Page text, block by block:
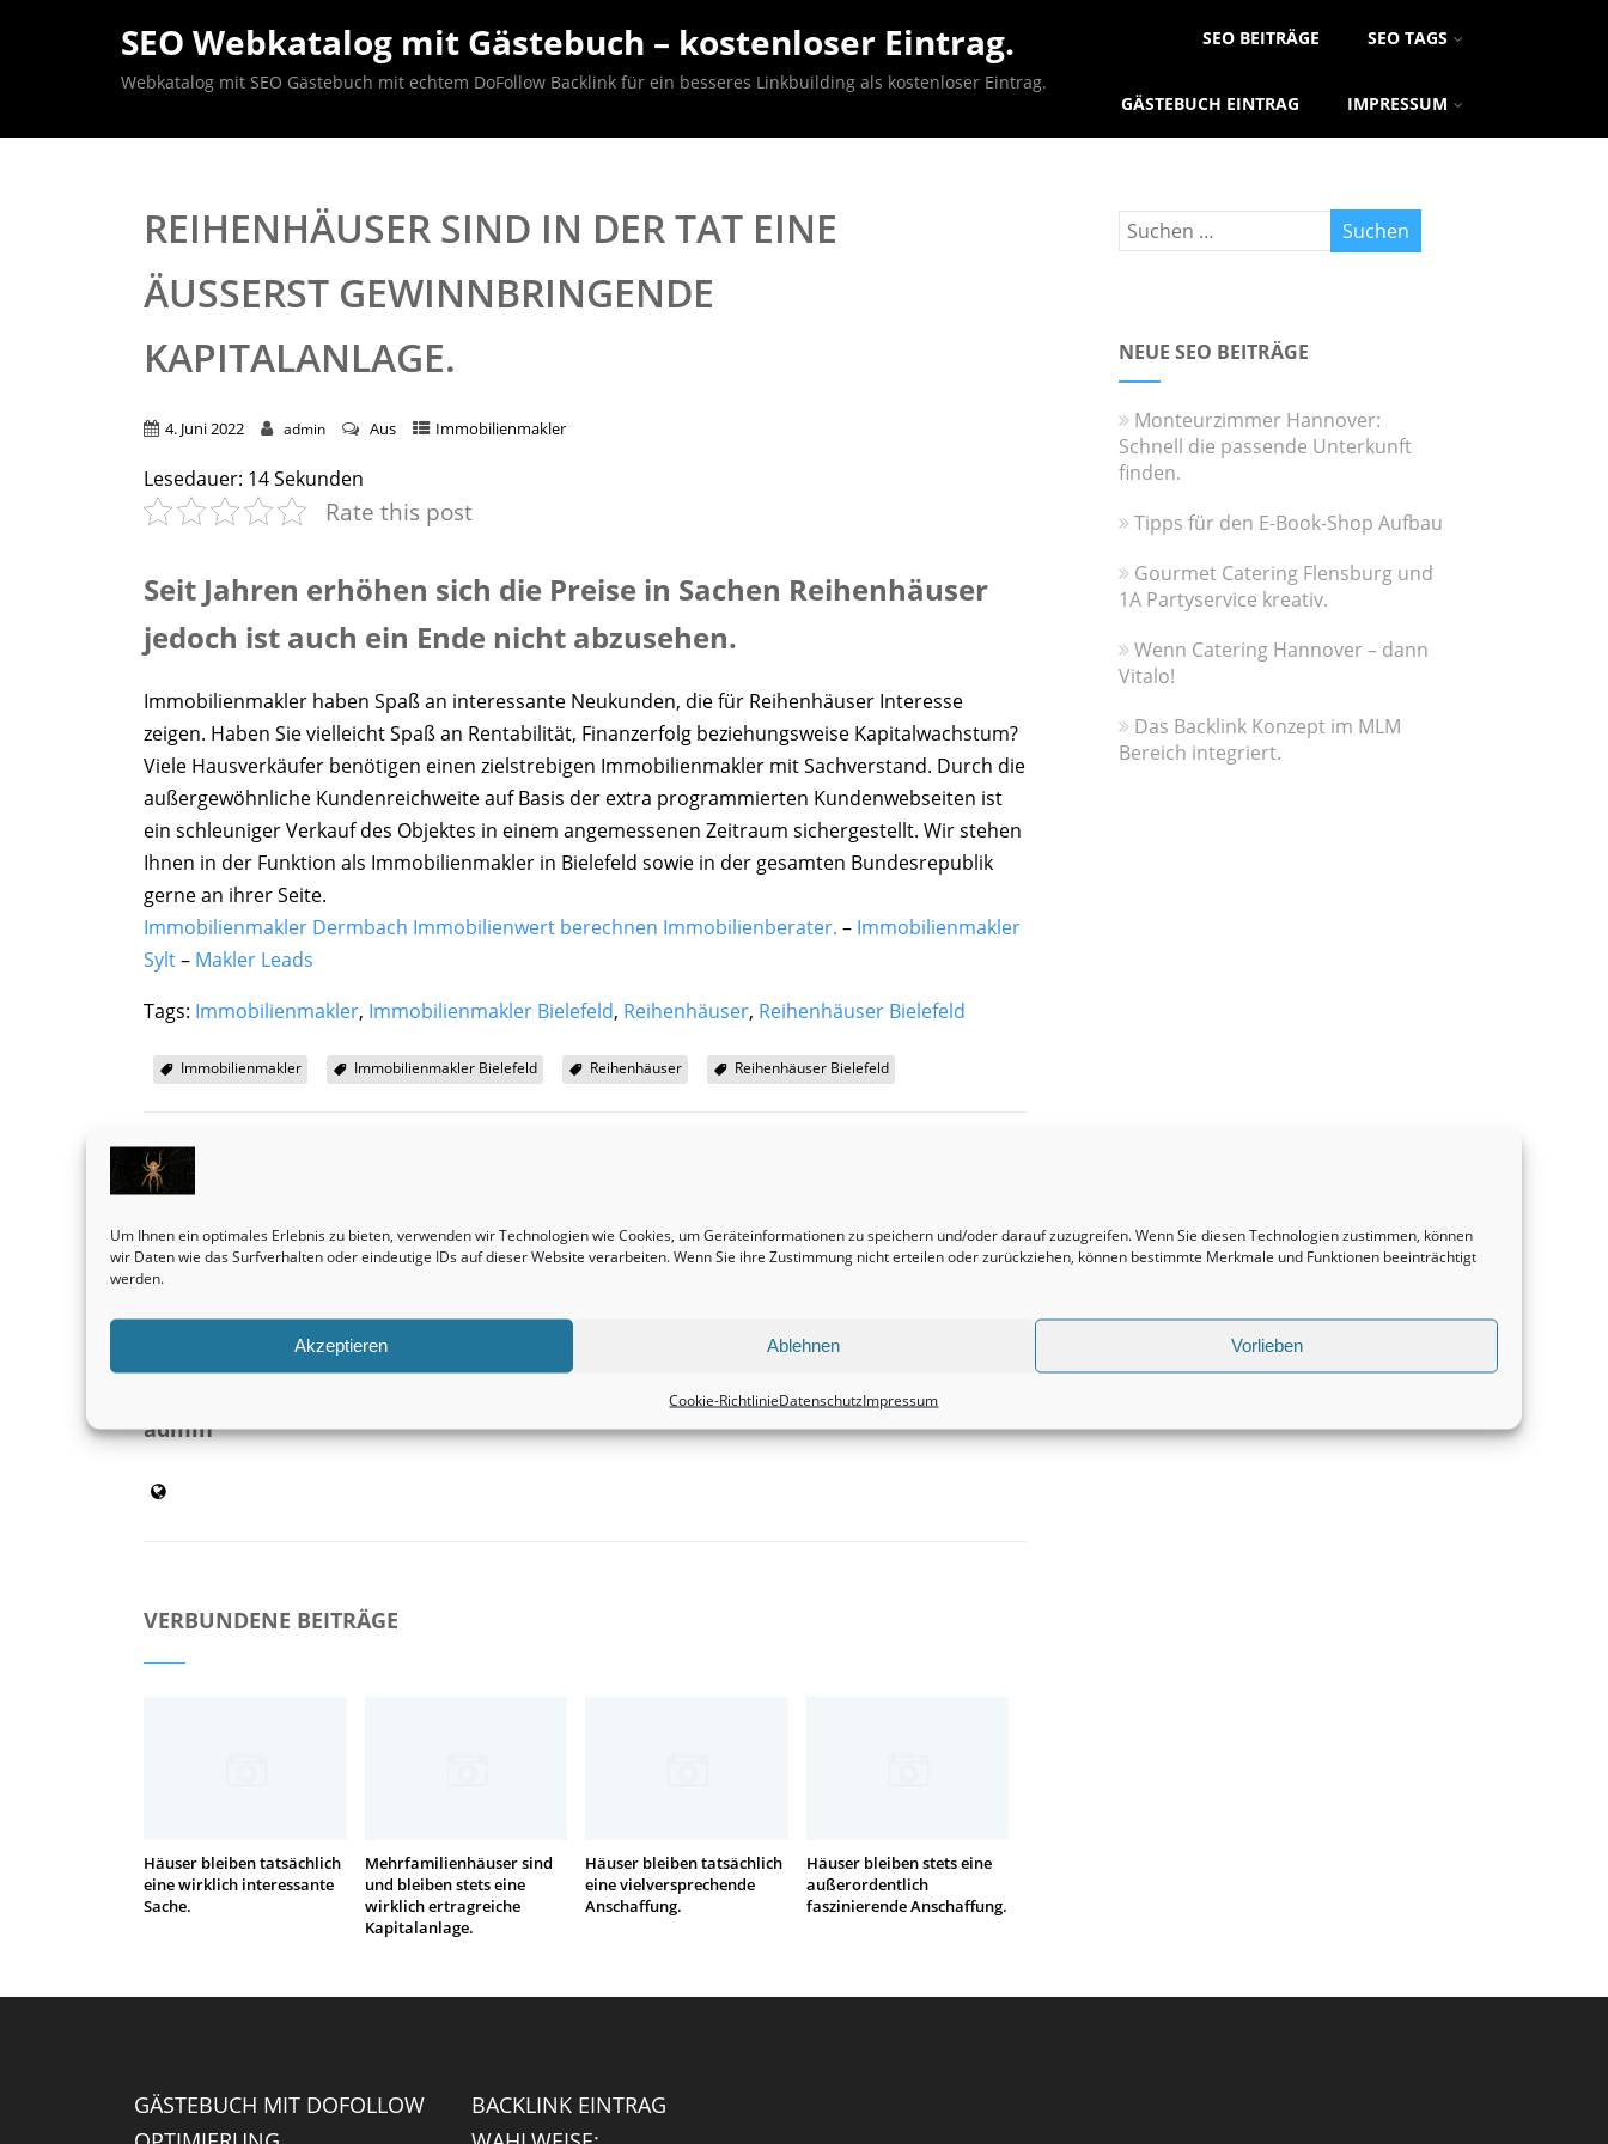
Um Ihnen ein optimales Erlebnis zu bieten, verwenden wir Technologien wie Cookies, um Geräteinformationen zu speichern und/oder darauf zuzugreifen. Wenn Sie diesen Technologien zustimmen, können
wir Daten wie das Surfverhalten oder eindeutige IDs auf dieser Website verarbeiten. Wenn Sie ihre Zustimmung nicht erteilen oder zurückziehen, können bestimmte Merkmale und Funktionen beeinträchtigt
werden.
Akzeptieren Ablehnen Vorlieben
Cookie-RichtlinieDatenschutzImpressum
SEO Webkatalog mit Gästebuch – kostenloser Eintrag.
Webkatalog mit SEO Gästebuch mit echtem DoFollow Backlink für ein besseres Linkbuilding als kostenloser Eintrag.
SEO BEITRÄGE SEO TAGS
GÄSTEBUCH EINTRAG IMPRESSUM
REIHENHÄUSER SIND IN DER TAT EINE
ÄUSSERST GEWINNBRINGENDE K
APITALANLAGE.
4. Juni 2022 admin Aus Immobilienmakler
Lesedauer: 14Sekunden
Rate this post
Seit Jahren erhöhen sich die Preise in Sachen Reihenhäuser
jedoch ist auch ein Ende nicht abzusehen.
Immobilienmakler haben Spaß an interessante Neukunden, die für Reihenhäuser Interesse
zeigen. Haben Sie vielleicht Spaß an Rentabilität, Finanzerfolg beziehungsweise Kapitalwachstum?
Viele Hausverkäufer benötigen einen zielstrebigen Immobilienmakler mit Sachverstand. Durch die
außergewöhnliche Kundenreichweite auf Basis der extra programmierten Kundenwebseiten ist
ein schleuniger Verkauf des Objektes in einem angemessenen Zeitraum sichergestellt. Wir stehen
Ihnen in der Funktion als Immobilienmakler in Bielefeld sowie in der gesamten Bundesrepublik
gerne an ihrer Seite.
Immobilienmakler Dermbach Immobilienwert berechnen Immobilienberater. – Immobilienmakler
Sylt– Makler Leads
Tags: Immobilienmakler, Immobilienmakler Bielefeld, Reihenhäuser, Reihenhäuser Bielefeld
Immobilienmakler Immobilienmakler Bielefeld Reihenhäuser Reihenhäuser Bielefeld
SHARE THIS
Vorheriger Beitrag
Häuser sind in der Tat eine außerordentlich
attraktive Anschaffung.
Immobilienmakler
Nächster Beitrag
Mehrfamilienhäuser sind und bleiben stets eine
admin
VERBUNDENE BEITRÄGE
Häuser bleiben tatsächlich
eine wirklich interessante
Sache.
Mehrfamilienhäuser sind
und bleiben stets eine
wirklich ertragreiche
Kapitalanlage.
Häuser bleiben tatsächlich
eine vielversprechende
Anschaffung.
Häuser bleiben stets eine
außerordentlich
faszinierende Anschaffung.
NEUE SEO BEITRÄGE
Monteurzimmer Hannover:
Schnell die passende Unterkunft
finden.
Tipps für den E-Book-Shop Aufbau
Gourmet Catering Flensburg und
1A Partyservice kreativ.
Wenn Catering Hannover – dann
Vitalo!
Das Backlink Konzept im MLM
Bereich integriert.
GÄSTEBUCH MIT DOFOLLOW
BACKLINK EINTRAG